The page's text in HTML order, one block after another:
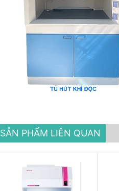
SẢN PHẨM LIÊN QUAN